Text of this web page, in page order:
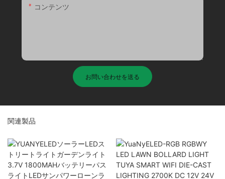
コンテンツ
お問い合わせを送る
関連製品